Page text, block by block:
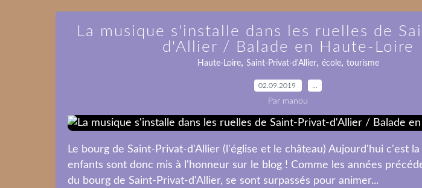
La musique s'installe dans les ruelles de
d'Allier / Balade en Haute-Loire
Haute-Loire, Saint-Privat-d'Allier, école, tourisme
02.09.2019
Par manou
Le bourg de Saint-Privat-d'Allier (l'église et le château) Aujourd'hui c'est
enfants sont donc mis à l'honneur sur le blog ! Comme les années
du bourg de Saint-Privat-d'Allier, se sont surpassés pour animer...